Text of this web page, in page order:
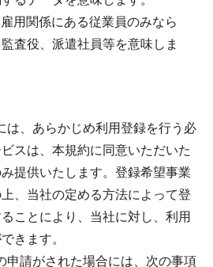
用関係にある従業員のみなら
査役、派遣社員等を意味しま
は、あらかじめ利用登録を行う必
スは、本規約に同意いただいた
提供いたします。登録希望事業
、当社の定める方法によって登
ことにより、当社に対し、利用
きます。
申請がされた場合には、次の事項